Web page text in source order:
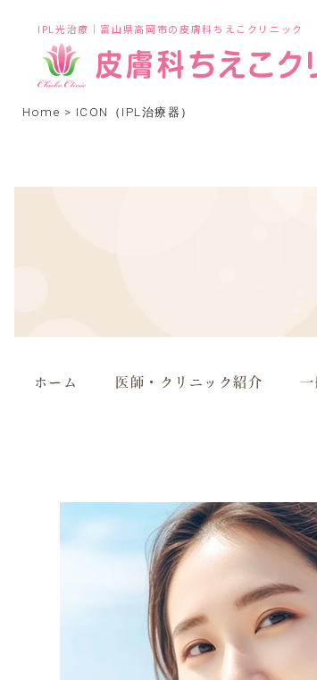
IPL光治療｜富山県高岡市の皮膚科ちえこクリニック
Home > ICON（IPL治療器）
ホーム 医師・クリニック紹介 一